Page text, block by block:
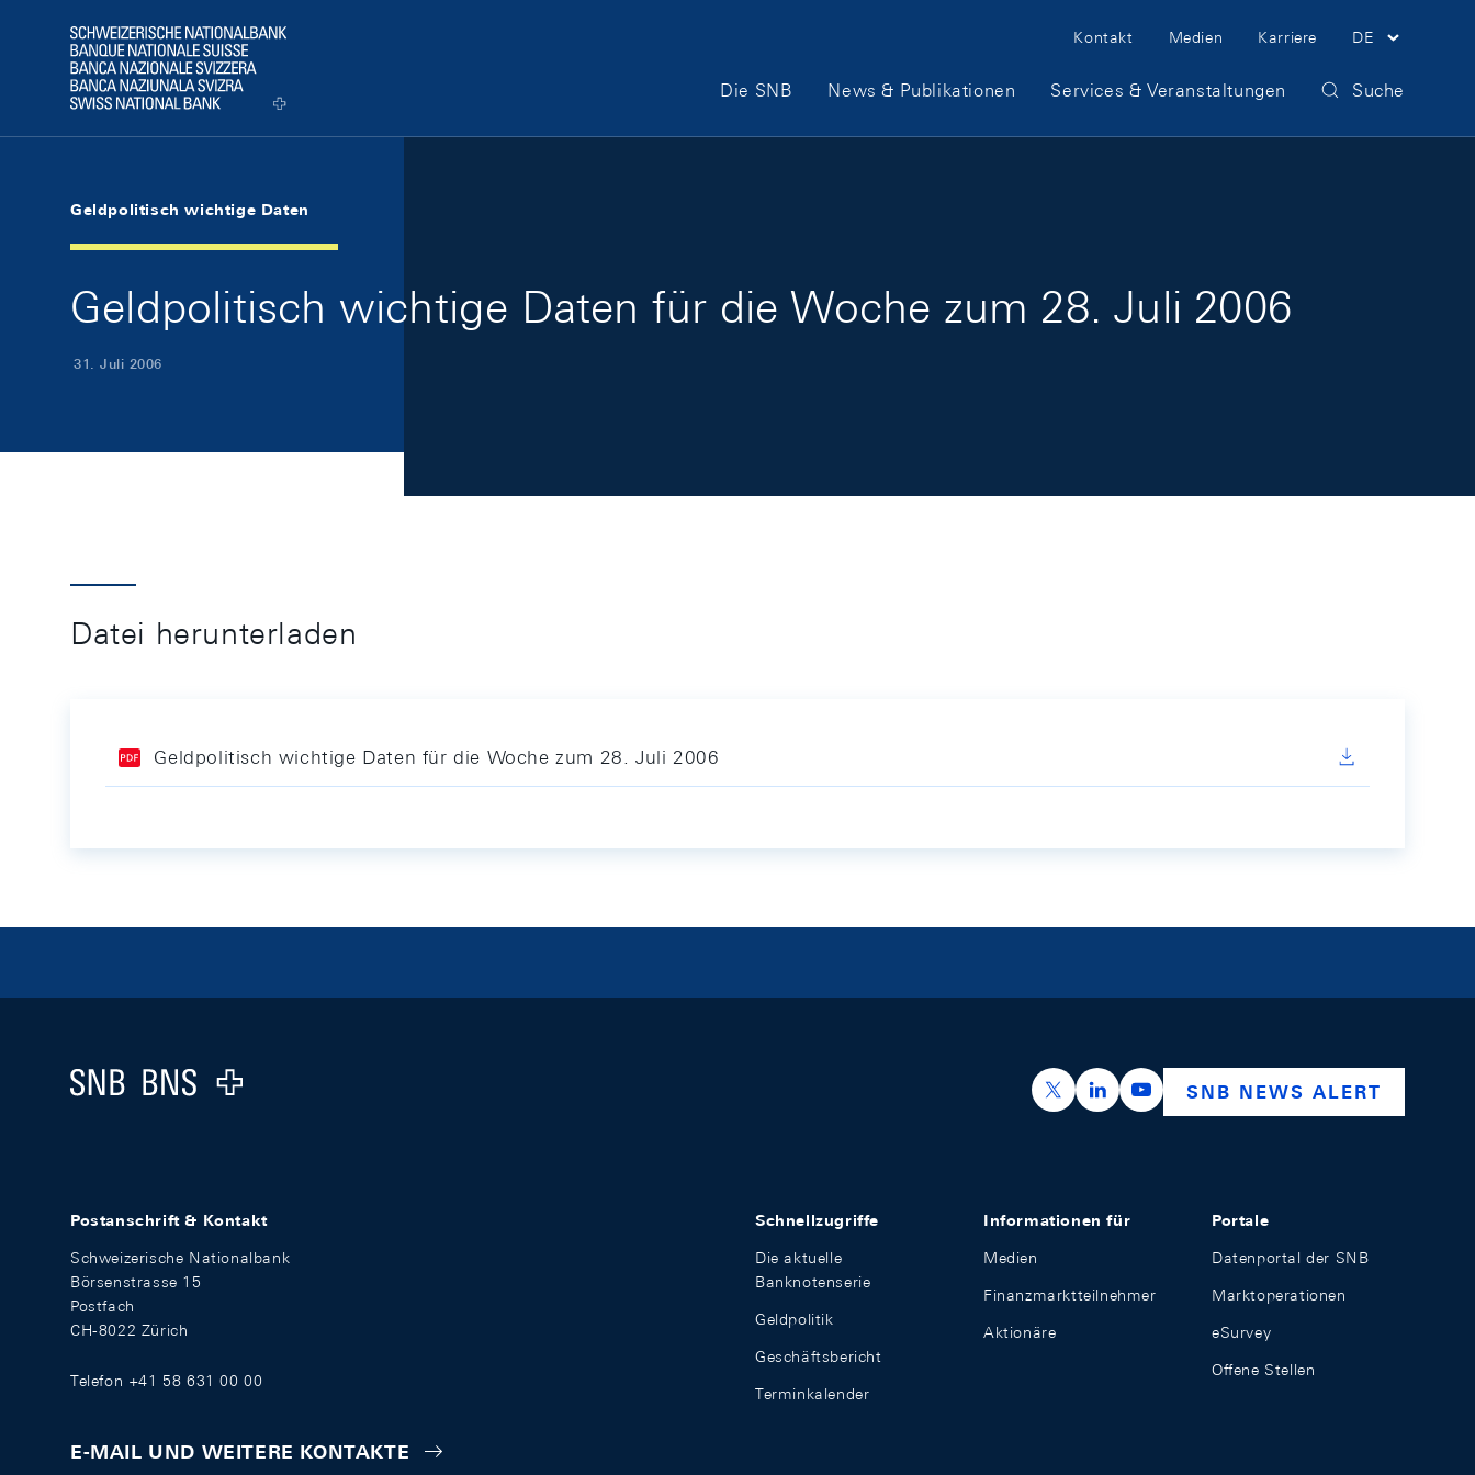
Logo
Meta Navigation
Kontakt Medien Karriere DE
Hauptnavigation
Die SNB News & Publikationen Services & Veranstaltungen Suche
Geldpolitisch wichtige Daten
Geldpolitisch wichtige Daten für die Woche zum 28. Juli 2006
31. Juli 2006
Datei herunterladen
Geldpolitisch wichtige Daten für die Woche zum 28. Juli 2006
Logo
https://x.com/snb_bns
https://ch.linkedin.com/company/swiss-
https://www.youtube.com/
SNB NEWS ALERT
Postanschrift & Kontakt
Schweizerische Nationalbank
Börsenstrasse 15
Postfach
CH-8022 Zürich
Telefon +41 58 631 00 00
E-MAIL UND WEITERE KONTAKTE
Schnellzugriffe
Die aktuelle
Banknotenserie
Geldpolitik
Geschäftsbericht
Terminkalender
Informationen für
Medien
Finanzmarktteilnehmer
Aktionäre
Portale
Datenportal der SNB
Marktoperationen
eSurvey
Offene Stellen